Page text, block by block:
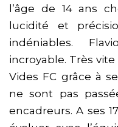
l’âge de 14 ans
lucidité et
indéniables.
incroyable. Très vite
Vides FC grâce à
ne sont pas
encadreurs. A ses